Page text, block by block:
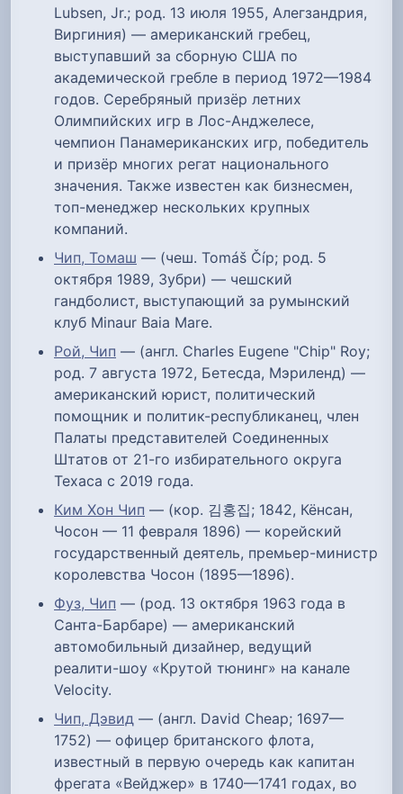
Lubsen, Jr.; род. 13 июля 1955, Алегзандрия,
Виргиния) — американский гребец,
выступавший за сборную США по
академической гребле в период 1972—1984
годов. Серебряный призёр летних
Олимпийских игр в Лос-Анджелесе,
чемпион Панамериканских игр, победитель
и призёр многих регат национального
значения. Также известен как бизнесмен,
топ-менеджер нескольких крупных
компаний.
Чип, Томаш — (чеш. Tomáš Číp; род. 5
октября 1989, Зубри) — чешский
гандболист, выступающий за румынский
клуб Minaur Baia Mare.
Рой, Чип — (англ. Charles Eugene "Chip" Roy;
род. 7 августа 1972, Бетесда, Мэриленд) —
американский юрист, политический
помощник и политик-республиканец, член
Палаты представителей Соединенных
Штатов от 21-го избирательного округа
Техаса с 2019 года.
Ким Хон Чип — (кор. 김홍집; 1842, Кёнсан,
Чосон — 11 февраля 1896) — корейский
государственный деятель, премьер-министр
королевства Чосон (1895—1896).
Фуз, Чип — (род. 13 октября 1963 года в
Санта-Барбаре) — американский
автомобильный дизайнер, ведущий
реалити-шоу «Крутой тюнинг» на канале
Velocity.
Чип, Дэвид — (англ. David Cheap; 1697—
1752) — офицер британского флота,
известный в первую очередь как капитан
фрегата «Вейджер» в 1740—1741 годах, во